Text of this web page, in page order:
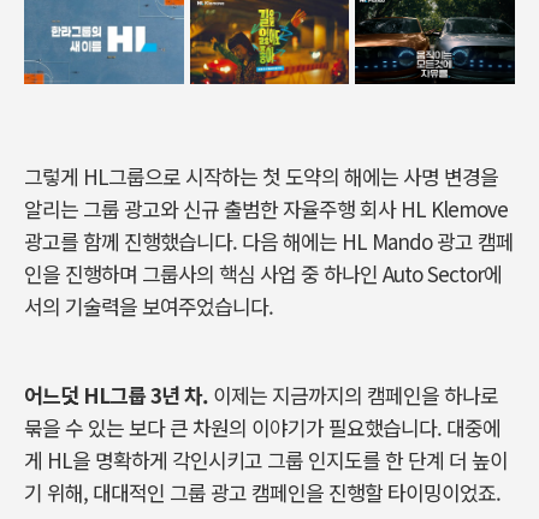
그렇게 HL그룹으로 시작하는 첫 도약의 해에는 사명 변경을
알리는 그룹 광고와 신규 출범한 자율주행 회사 HL Klemove
광고를 함께 진행했습니다. 다음 해에는 HL Mando 광고 캠페
인을 진행하며 그룹사의 핵심 사업 중 하나인 Auto Sector에
서의 기술력을 보여주었습니다.
어느덧 HL그룹 3년 차. 이제는 지금까지의 캠페인을 하나로
묶을 수 있는 보다 큰 차원의 이야기가 필요했습니다. 대중에
게 HL을 명확하게 각인시키고 그룹 인지도를 한 단계 더 높이
기 위해, 대대적인 그룹 광고 캠페인을 진행할 타이밍이었죠.